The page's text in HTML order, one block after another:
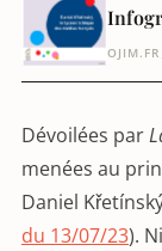
OJIM.FR
Dévoilées par
menées au
Daniel
du 13/07/23).